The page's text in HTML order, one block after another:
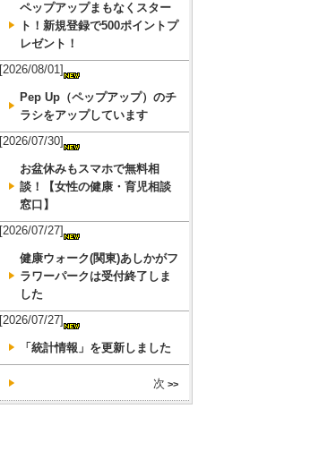
ペップアップまもなくスター
ト！新規登録で500ポイントプ
レゼント！
[2026/08/01]
Pep Up（ペップアップ）のチ
ラシをアップしています
[2026/07/30]
お盆休みもスマホで無料相
談！【女性の健康・育児相談
窓口】
[2026/07/27]
健康ウォーク(関東)あしかがフ
ラワーパークは受付終了しま
した
[2026/07/27]
「統計情報」を更新しました
次 >>